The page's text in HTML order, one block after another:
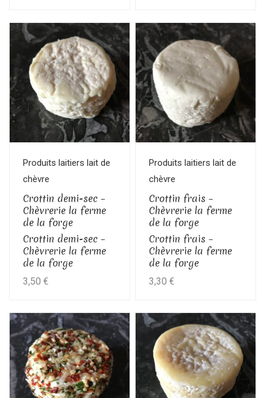
Produits laitiers lait de
chèvre
Crottin demi-sec –
Chèvrerie la ferme
de la forge
Crottin demi-sec –
Chèvrerie la ferme
de la forge
3,50 €
Produits laitiers lait de
chèvre
Crottin frais –
Chèvrerie la ferme
de la forge
Crottin frais –
Chèvrerie la ferme
de la forge
3,30 €